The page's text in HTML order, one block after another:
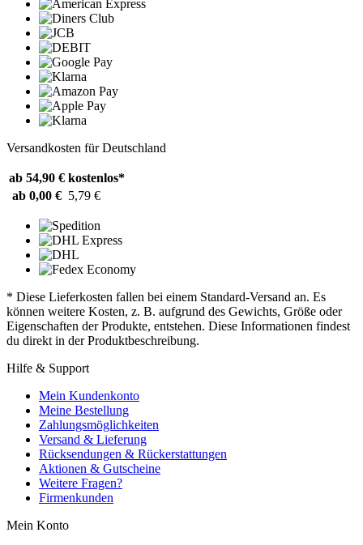
Versandkosten für Deutschland
ab 54,90 € kostenlos*
ab 0,00 € 5,79 €
* Diese Lieferkosten fallen bei einem Standard-Versand an. Es
können weitere Kosten, z. B. aufgrund des Gewichts, Größe oder
Eigenschaften der Produkte, entstehen. Diese Informationen findest
du direkt in der Produktbeschreibung.
Hilfe & Support
Mein Kundenkonto
Meine Bestellung
Zahlungsmöglichkeiten
Versand & Lieferung
Rücksendungen & Rückerstattungen
Aktionen & Gutscheine
Weitere Fragen?
Firmenkunden
Mein Konto